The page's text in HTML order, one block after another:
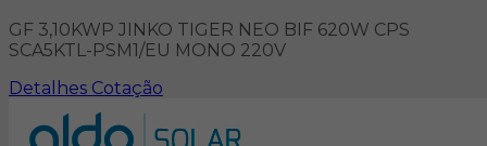
GF 3,10KWP JINKO TIGER NEO BIF 620W CPS
SCA5KTL-PSM1/EU MONO 220V
Detalhes Cotação